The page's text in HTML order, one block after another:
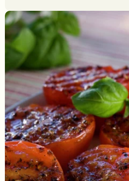
vurdere
denne
oppskriften.